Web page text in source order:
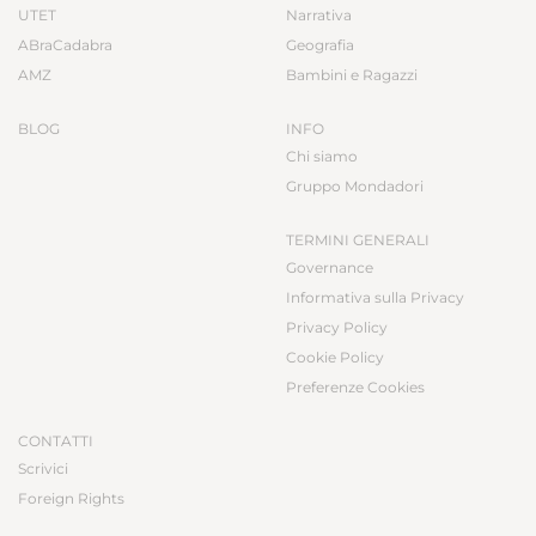
UTET
ABraCadabra
AMZ
BLOG
Narrativa
Geografia
Bambini e Ragazzi
INFO
Chi siamo
Gruppo Mondadori
TERMINI GENERALI
Governance
Informativa sulla Privacy
Privacy Policy
Cookie Policy
Preferenze Cookies
CONTATTI
Scrivici
Foreign Rights